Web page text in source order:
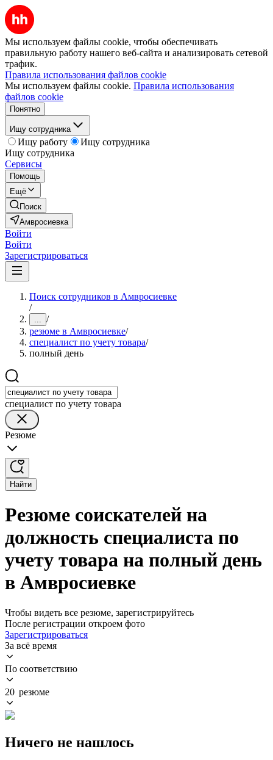
Мы используем файлы cookie, чтобы обеспечивать
правильную работу нашего веб-сайта и анализировать сетевой
трафик.
Правила использования файлов cookie
Мы используем файлы cookie. Правила использования
файлов cookie
Понятно
Ищу сотрудника
Ищу работу
Ищу сотрудника
Ищу сотрудника
Сервисы
Помощь
Ещё
Поиск
Амвросиевка
Войти
Войти
Зарегистрироваться
Поиск сотрудников в Амвросиевке
/
... /
резюме в Амвросиевке/
специалист по учету товара/
полный день
специалист по учету товара
Резюме
Найти
Резюме соискателей на
должность специалиста по
учету товара на полный день
в Амвросиевке
Чтобы видеть все резюме, зарегистрируйтесь
После регистрации откроем фото
Зарегистрироваться
За всё время
По соответствию
20 резюме
Ничего не нашлось